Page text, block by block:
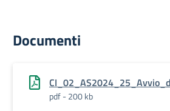
Documenti
pdf - 200 kb